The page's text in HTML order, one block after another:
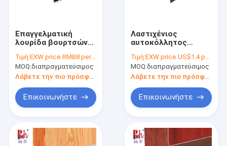
Επαγγελματική
λουρίδα βουρτσών
για αδιάβροχος
Windproof
Τιμή:EXW price RMB8 per piece
MOQ:διαπραγματεύσιμος
Λάβετε την πιο πρόσφατη τιμή
Επικοινωνήστε
Λαστιχένιος
αυτοκόλλητος
κατώτατων
σφραγίδων πορτών
PVC
Τιμή:EXW price US$1.4 per piece
MOQ:διαπραγματεύσιμος
Επικοινωνήστε